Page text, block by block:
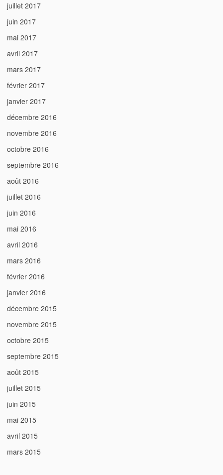
juillet 2017
juin 2017
mai 2017
avril 2017
mars 2017
février 2017
janvier 2017
décembre 2016
novembre 2016
octobre 2016
septembre 2016
août 2016
juillet 2016
juin 2016
mai 2016
avril 2016
mars 2016
février 2016
janvier 2016
décembre 2015
novembre 2015
octobre 2015
septembre 2015
août 2015
juillet 2015
juin 2015
mai 2015
avril 2015
mars 2015